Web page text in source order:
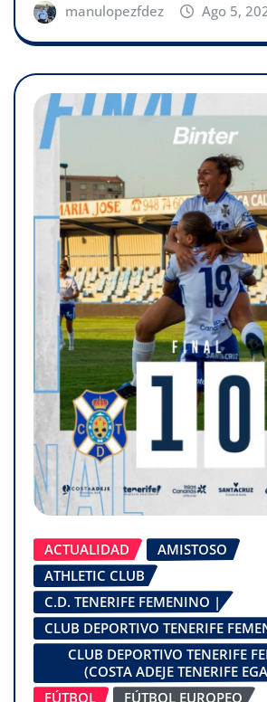
manulopezfdez Ago 5,
ACTUALIDAD
AMISTOSO
ATHLETIC CLUB
C.D. TENERIFE FEMENINO |
CLUB DEPORTIVO TENERIFE
CLUB DEPORTIVO TENERIFE
(COSTA ADEJE TENERIFE
FÚTBOL
FÚTBOL EUROPEO